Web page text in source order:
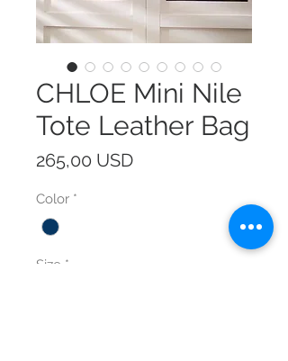
CHLOE Mini Nile
Tote Leather Bag
265,00 USDPrezzo
Color *
Size *